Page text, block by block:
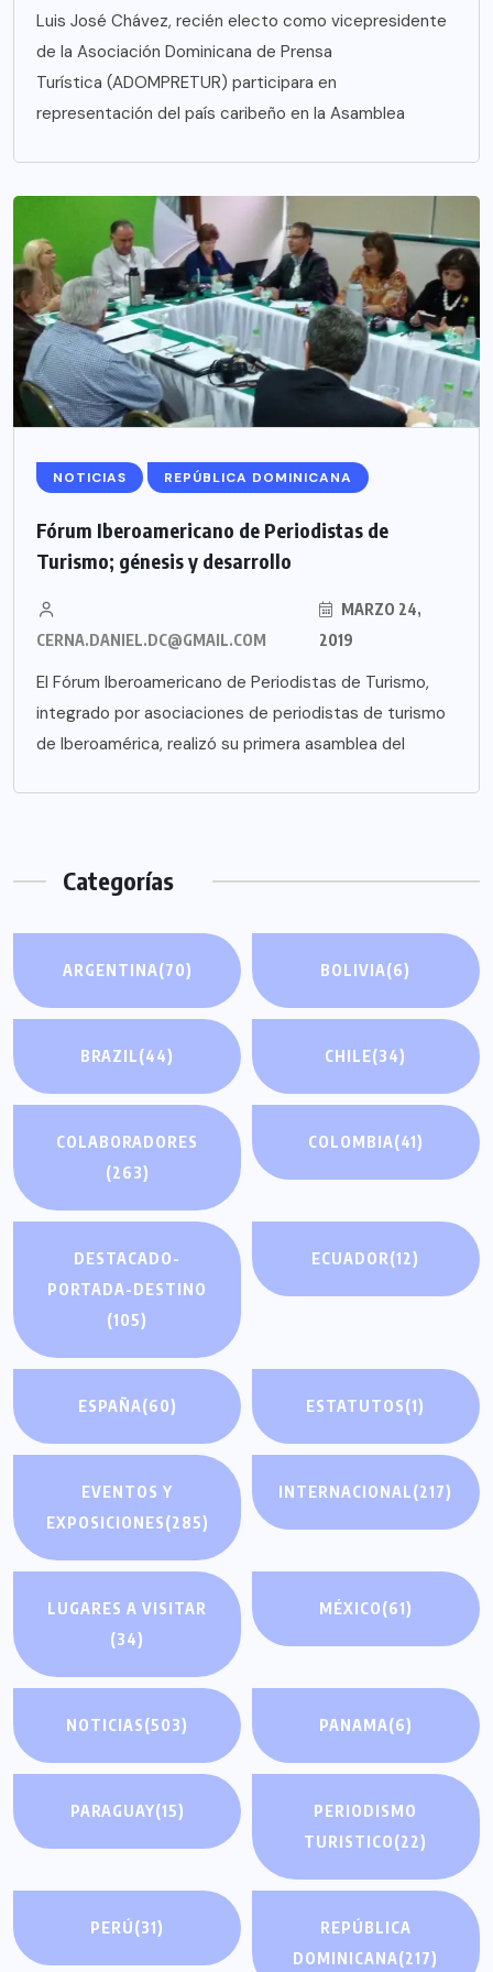
Luis José Chávez, recién electo como vicepresidente
de la Asociación Dominicana de Prensa
Turística (ADOMPRETUR) participara en
representación del país caribeño en la Asamblea
NOTICIAS REPÚBLICA DOMINICANA
Fórum Iberoamericano de Periodistas de
Turismo; génesis y desarrollo
CERNA.DANIEL.DC@GMAIL.COM
MARZO 24,
2019
El Fórum Iberoamericano de Periodistas de Turismo,
integrado por asociaciones de periodistas de turismo
de Iberoamérica, realizó su primera asamblea del
Categorías
ARGENTINA(70) BOLIVIA(6)
BRAZIL(44) CHILE(34)
COLABORADORES
(263)
COLOMBIA(41)
DESTACADO-
PORTADA-DESTINO
(105)
ECUADOR(12)
ESPAÑA(60) ESTATUTOS(1)
EVENTOS Y
EXPOSICIONES(285)
INTERNACIONAL(217)
LUGARES A VISITAR
(34)
MÉXICO(61)
NOTICIAS(503) PANAMA(6)
PARAGUAY(15)
PERIODISMO
TURISTICO(22)
PERÚ(31)
REPÚBLICA
DOMINICANA(217)